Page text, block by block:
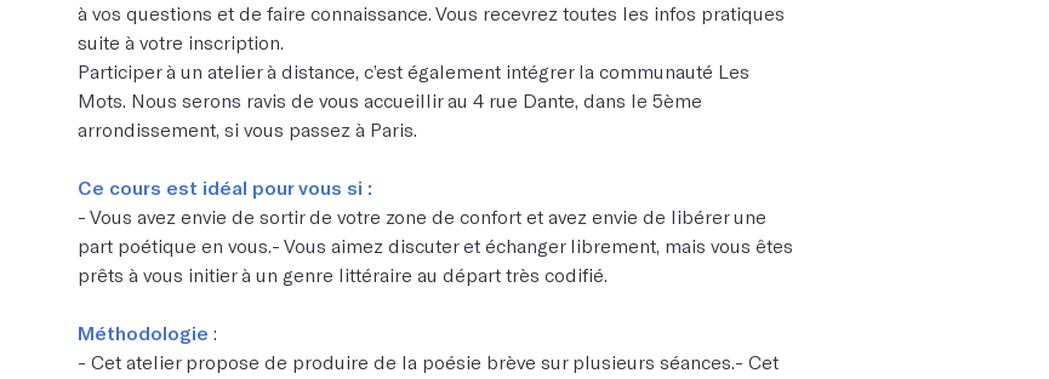
à vos questions et de faire connaissance. Vous recevrez toutes les infos pratiques
suite à votre inscription.
Participer à un atelier à distance, c’est également intégrer la communauté Les
Mots. Nous serons ravis de vous accueillir au 4 rue Dante, dans le 5ème
arrondissement, si vous passez à Paris.
Ce cours est idéal pour vous si :
- Vous avez envie de sortir de votre zone de confort et avez envie de libérer une
part poétique en vous.- Vous aimez discuter et échanger librement, mais vous êtes
prêts à vous initier à un genre littéraire au départ très codifié.
Méthodologie :
- Cet atelier propose de produire de la poésie brève sur plusieurs séances.- Cet